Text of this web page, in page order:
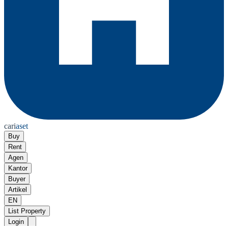
cariaset
Buy
Rent
Agen
Kantor
Buyer
Artikel
EN
List Property
Login